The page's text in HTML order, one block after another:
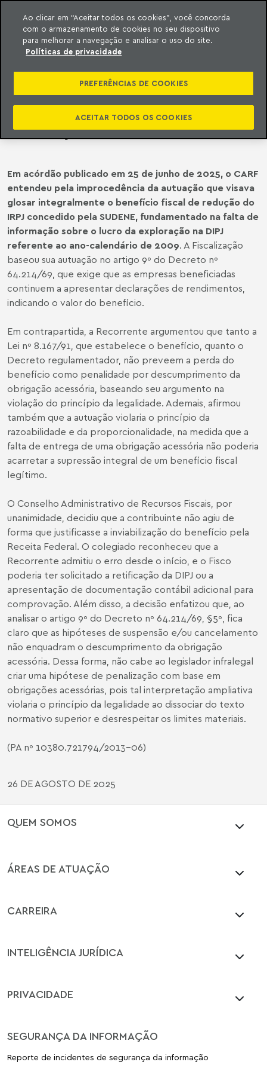
o conteúdo
Meyer
SUSPENSÃO DO BENEFÍCIO FISCAL
CONCEDIDO PELA SUDENE EM
RAZÃO DE DESCUMPRIMENTO DE
OBRIGAÇÃO ACESSÓRIA
Em acórdão publicado em 25 de junho de 2025, o CARF
entendeu pela improcedência da autuação que visava
glosar integralmente o benefício fiscal de redução do
IRPJ concedido pela SUDENE, fundamentado na falta de
informação sobre o lucro da exploração na DIPJ
referente ao ano-calendário de 2009. A Fiscalização
baseou sua autuação no artigo 9º do Decreto nº
64.214/69, que exige que as empresas beneficiadas
continuem a apresentar declarações de rendimentos,
indicando o valor do benefício.
Em contrapartida, a Recorrente argumentou que tanto a
Lei nº 8.167/91, que estabelece o benefício, quanto o
Decreto regulamentador, não preveem a perda do
benefício como penalidade por descumprimento da
obrigação acessória, baseando seu argumento na
violação do princípio da legalidade. Ademais, afirmou
também que a autuação violaria o princípio da
razoabilidade e da proporcionalidade, na medida que a
falta de entrega de uma obrigação acessória não poderia
acarretar a supressão integral de um benefício fiscal
legítimo.
O Conselho Administrativo de Recursos Fiscais, por
unanimidade, decidiu que a contribuinte não agiu de
forma que justificasse a inviabilização do benefício pela
Receita Federal. O colegiado reconheceu que a
Recorrente admitiu o erro desde o início, e o Fisco
poderia ter solicitado a retificação da DIPJ ou a
apresentação de documentação contábil adicional para
comprovação. Além disso, a decisão enfatizou que, ao
analisar o artigo 9º do Decreto nº 64.214/69, §5º, fica
claro que as hipóteses de suspensão e/ou cancelamento
não enquadram o descumprimento da obrigação
acessória. Dessa forma, não cabe ao legislador infralegal
criar uma hipótese de penalização com base em
obrigações acessórias, pois tal interpretação ampliativa
violaria o princípio da legalidade ao dissociar do texto
normativo superior e desrespeitar os limites materiais.
(PA nº 10380.721794/2013-06)
26 DE AGOSTO DE 2025
QUEM SOMOS
ÁREAS DE ATUAÇÃO
CARREIRA
INTELIGÊNCIA JURÍDICA
PRIVACIDADE
SEGURANÇA DA INFORMAÇÃO
Reporte de incidentes de segurança da informação
Ao clicar em “Aceitar todos os cookies”, você concorda
com o armazenamento de cookies no seu dispositivo
para melhorar a navegação e analisar o uso do site.
Políticas de privacidade
PREFERÊNCIAS DE COOKIES
ACEITAR TODOS OS COOKIES